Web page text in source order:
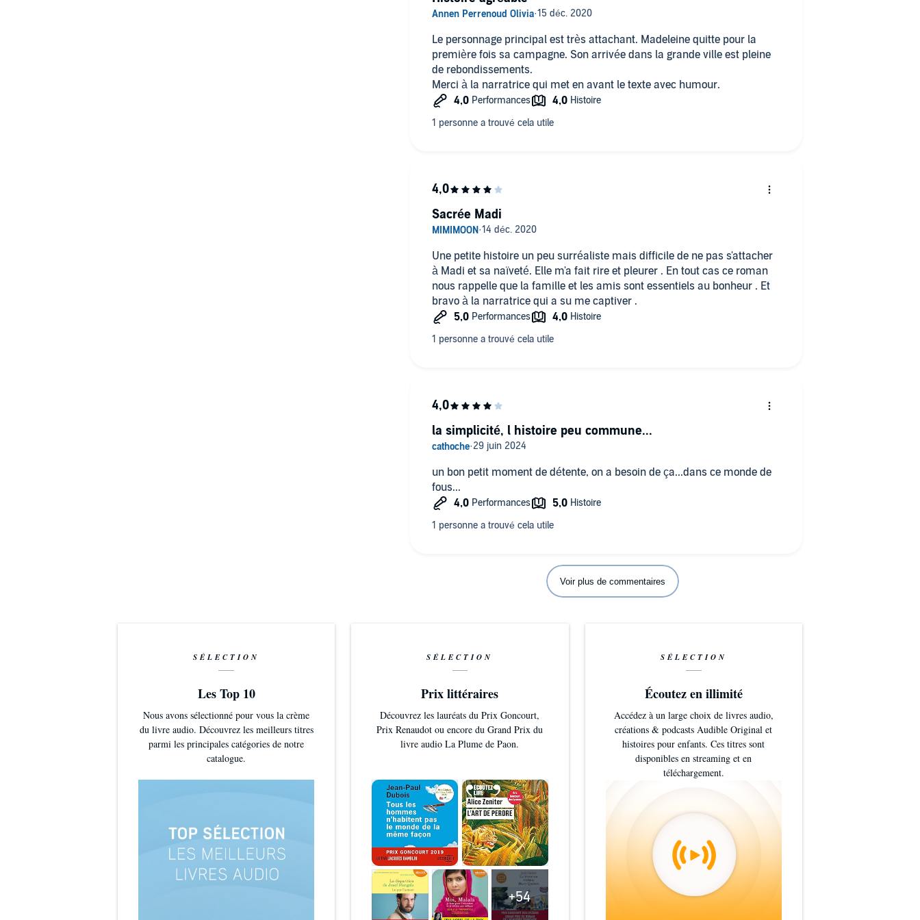
Le personnage principal est très attachant. Madeleine quitte pour la
première fois sa campagne. Son arrivée dans la grande ville est pleine
de rebondissements.
Merci à la narratrice qui met en avant le texte avec humour.
Une petite histoire un peu surréaliste mais difficile de ne pas s'attacher
à Madi et sa naïveté. Elle m'a fait rire et pleurer . En tout cas ce roman
nous rappelle que la famille et les amis sont essentiels au bonheur . Et
bravo à la narratrice qui a su me captiver .
Sacrée Madi
un bon petit moment de détente, on a besoin de ça...dans ce monde de
fous...
la simplicité, l histoire peu commune...
Voir plus de commentaires
SÉLECTION
Les Top 10
Nous avons sélectionné pour vous la crème
du livre audio. Découvrez les meilleurs titres
parmi les principales catégories de notre
catalogue.
SÉLECTION
Prix littéraires
Découvrez les lauréats du Prix Goncourt,
Prix Renaudot ou encore du Grand Prix du
livre audio La Plume de Paon.
+54
SÉLECTION
Écoutez en illimité
Accédez à un large choix de livres audio,
créations & podcasts Audible Original et
histoires pour enfants. Ces titres sont
disponibles en streaming et en
téléchargement.